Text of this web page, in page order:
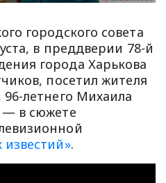
городского совета
в преддверии 78-й
города Харькова
посетил жителя
летнего Михаила
— в сюжете
известий».